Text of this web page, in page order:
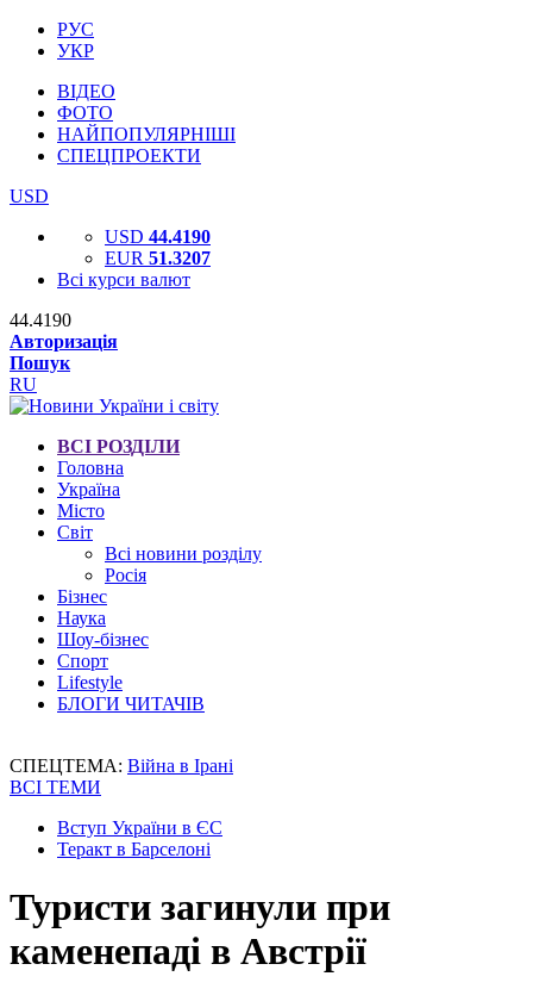
РУС
УКР
ВІДЕО
ФОТО
НАЙПОПУЛЯРНІШІ
СПЕЦПРОЕКТИ
USD
USD 44.4190
EUR 51.3207
Всі курси валют
44.4190
Авторизація
Пошук
RU
ВСІ РОЗДІЛИ
Головна
Україна
Місто
Світ
Всі новини розділу
Росія
Бізнес
Наука
Шоу-бізнес
Спорт
Lifestyle
БЛОГИ ЧИТАЧІВ
СПЕЦТЕМА: Війна в Ірані
ВСІ ТЕМИ
Вступ України в ЄС
Теракт в Барселоні
Туристи загинули при
каменепаді в Австрії